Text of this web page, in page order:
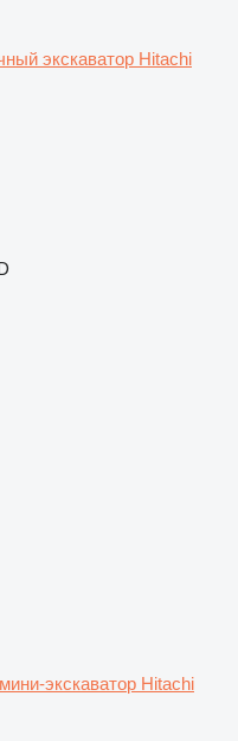
экскаватор Hitachi
экскаватор Hitachi